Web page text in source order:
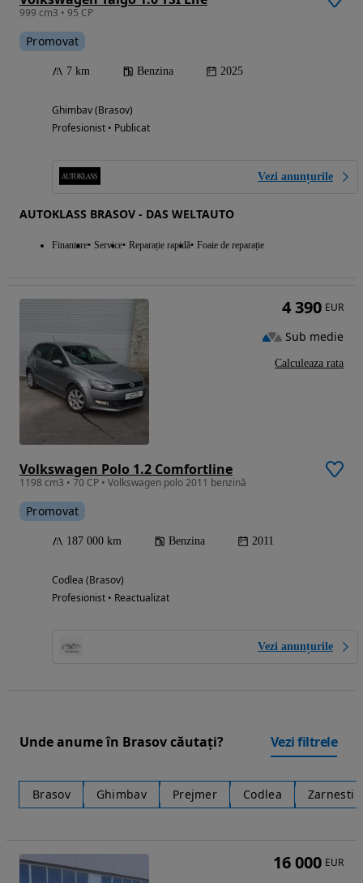
999 cm3 • 95 CP
Promovat
7 km Benzina 2025
Ghimbav (Brasov)
Profesionist • Publicat
Vezi anunțurile
AUTOKLASS BRASOV - DAS WELTAUTO
Finantare Service Reparație rapidă Foaie de reparație
Volkswagen Polo 1.2 Comfortline
1198 cm3 • 70 CP • Volkswagen polo 2011 benzină
Promovat
187 000 km Benzina 2011
Codlea (Brasov)
Profesionist • Reactualizat
Vezi anunțurile
4 390 EUR
Sub medie
Calculeaza rata
Unde anume în Brasov căutați? Vezi filtrele
Brasov Ghimbav Prejmer Codlea Zarnesti
16 000 EUR